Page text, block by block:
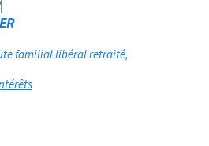
familial libéral retraité